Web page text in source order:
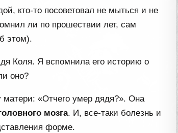
кто-то посоветовал не мыться и не
ли по прошествии лет, сам
этом).
Коля. Я вспомнила его историю о
оно?
матери: «Отчего умер дядя?». Она
мозга. И, все-таки болезнь и
форме.